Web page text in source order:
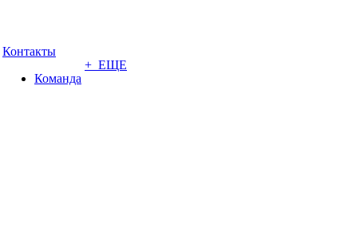
Контакты
Команда
+ ЕЩЕ